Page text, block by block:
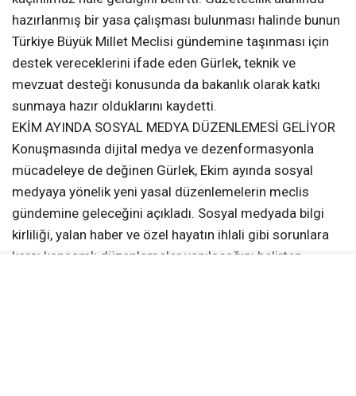
hazırlanmış bir yasa çalışması bulunması halinde bunun
Türkiye Büyük Millet Meclisi gündemine taşınması için
destek vereceklerini ifade eden Gürlek, teknik ve
mevzuat desteği konusunda da bakanlık olarak katkı
sunmaya hazır olduklarını kaydetti.
EKİM AYINDA SOSYAL MEDYA DÜZENLEMESİ GELİYOR
Konuşmasında dijital medya ve dezenformasyonla
mücadeleye de değinen Gürlek, Ekim ayında sosyal
medyaya yönelik yeni yasal düzenlemelerin meclis
gündemine geleceğini açıkladı. Sosyal medyada bilgi
kirliliği, yalan haber ve özel hayatın ihlali gibi sorunlara
karşı kapsamlı düzenlemeler yapılacağını belirten